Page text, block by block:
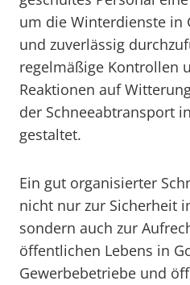
um die Winterdienste in
und zuverlässig
regelmäßige Kontrollen
Reaktionen auf
der Schneeabtransport
gestaltet.
Ein gut organisierter
nicht nur zur Sicherheit
sondern auch zur
öffentlichen Lebens in
Gewerbebetriebe und